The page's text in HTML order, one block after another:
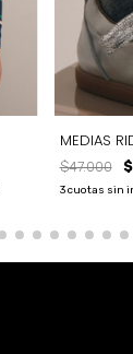
MEDIAS
$47.000
3 cuotas sin